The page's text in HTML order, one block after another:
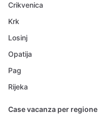
Crikvenica
Krk
Losinj
Opatija
Pag
Rijeka
Case vacanza per regione